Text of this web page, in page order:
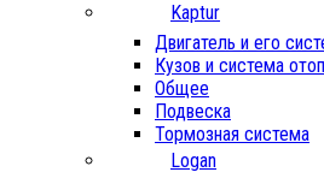
Kaptur
Двигатель и его
Кузов и система
Общее
Подвеска
Тормозная система
Logan